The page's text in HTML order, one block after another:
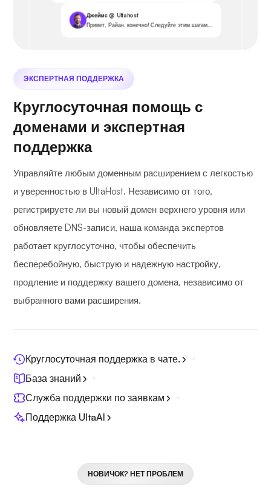
Джеймс @ Ultahost
Привет, Райан, конечно! Следуйте этим шагам...
ЭКСПЕРТНАЯ ПОДДЕРЖКА
Круглосуточная помощь с
доменами и экспертная
поддержка
Управляйте любым доменным расширением с легкостью
и уверенностью в UltaHost. Независимо от того,
регистрируете ли вы новый домен верхнего уровня или
обновляете DNS-записи, наша команда экспертов
работает круглосуточно, чтобы обеспечить
бесперебойную, быструю и надежную настройку,
продление и поддержку вашего домена, независимо от
выбранного вами расширения.
Круглосуточная поддержка в чате.
База знаний
Служба поддержки по заявкам
Поддержка UltaAI
НОВИЧОК? НЕТ ПРОБЛЕМ